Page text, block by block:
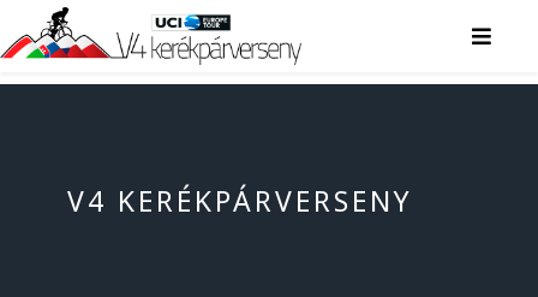
V4 KERÉKPÁRVERSENY